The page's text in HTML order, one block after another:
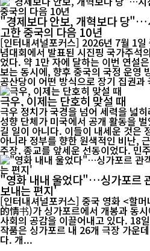
"경제보다 안보, 개혁보다 당"…
고한 중국의 다음 10년
[인터내셔널포커스] 2026년 7월 1일
념대회에서 발표된 시진핑 국가주석
었다. 약 1만 자에 달하는 이번 연설
보는 동시에, 향후 중국의 국정 운영
공산당이 어떤 방식으로 장기 집권과
극우, 이제는 단호히 맞설 때
극우 정치가 국경을 넘어 세력을 넓
성향 단체가 미국에서 공개 활동을
길 일이 아니다. 이들이 내세운 것은
아니라 정부를 향한 원색적인 비난,
주장, 종교를 앞세운 선동이었다. 민
"영화 내내 울었다"…싱가포르
보내는 편지'
[인터내셔널포커스] 중국 영화 <할
的情书)가 싱가포르에서 개봉과 동
사회의 공감을 이끌어내고 있다. 18일 현지 영화업계에 따르면 이
작품은 싱가포르 내 26개 극장 가운
다. 개...